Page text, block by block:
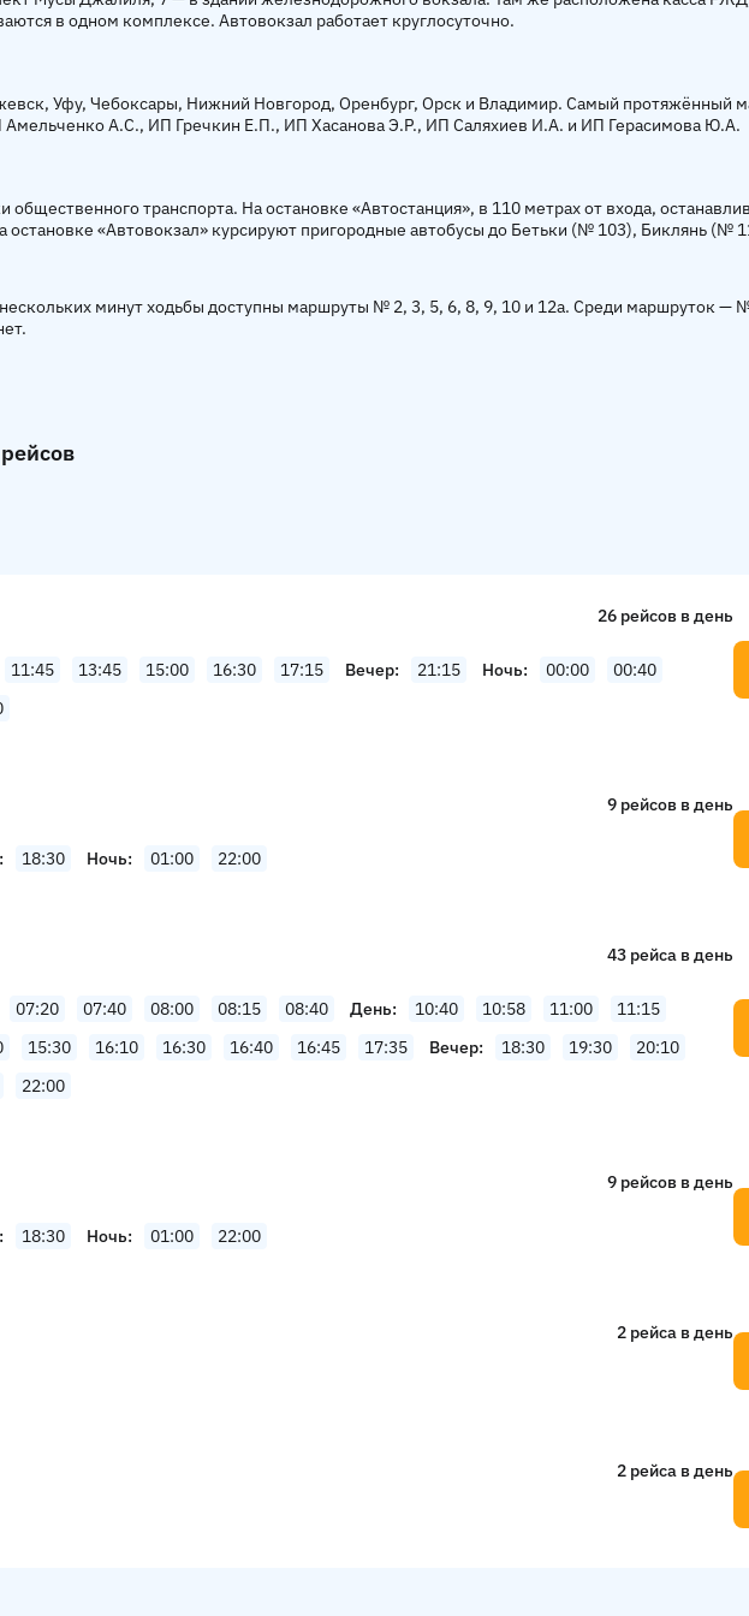
в одном комплексе. Автовокзал работает круглосуточно.
Уфу, Чебоксары, Нижний Новгород, Оренбург, Орск и Владимир. Самый протяжённый
А.С., ИП Гречкин Е.П., ИП Хасанова Э.Р., ИП Саляхиев И.А. и ИП Герасимова Ю.А.
транспорта. На остановке «Автостанция», в 110 метрах от входа,
«Автовокзал» курсируют пригородные автобусы до Бетьки (№ 103), Биклянь (№
минут ходьбы доступны маршруты № 2, 3, 5, 6, 8, 9, 10 и 12а. Среди маршруток —
26 рейсов в день
11:45 13:45 15:00 16:30 17:15 Вечер 21:15 Ночь 00:00
00:40
9 рейсов в день
18:30 Ночь 01:00 22:00
43 рейсa в день
07:20 07:40 08:00 08:15 08:40 День 10:40 10:58 11:00
11:15
15:30 16:10 16:30 16:40 16:45 17:35 Вечер 18:30 19:30
20:10
22:00
9 рейсов в день
18:30 Ночь 01:00 22:00
2 рейсa в день
2 рейсa в день